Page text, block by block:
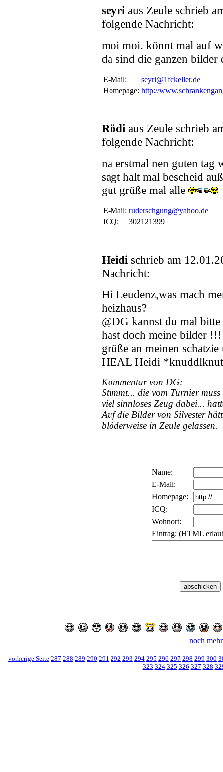
seyri aus Zeule schrieb
folgende Nachricht:
moi moi. könnt mal auf
da sind die ganzen bilder
E-Mail:
seyri@1fckeller.de
Homepage: http://
Rödi aus Zeule schrieb
folgende Nachricht:
na erstmal nen guten tag
sagt halt mal bescheid
gut grüße mal alle
E-Mail: ruderschgung@yahoo.de
ICQ:
302121399
Heidi schrieb am
Nachricht:
Hi Leudenz,was mach
heizhaus?
@DG kannst du mal
hast doch meine bilder
grüße an meinen
HEAL Heidi
Kommentar von DG:
Stimmt... die vom Turnier
viel sinnloses Zeug dabei...
Auf die Bilder von Silvester
blöderweise in Zeule gelassen.
Name:
E-Mail:
Homepage:
ICQ:
Wohnort:
Eintrag: (HTML
noch
vorherige Seite 287 288 289 290 291 292 293 294 295 296 297 298 299 300
323 324 325 326 327 328